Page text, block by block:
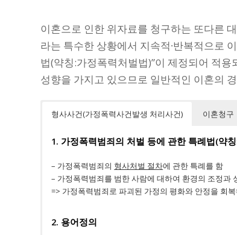
이혼으로 인한 위자료를 청구하는 또다른
라는 특수한 상황에서 지속적∙반복적으로
법(약칭:가정폭력처벌법)”이 제정되어 적
성향을 가지고 있으므로 일반적인 이혼의
형사사건(가정폭력사건발생 처리사건) 이혼청구
1. 가정폭력범죄의 처벌 등에 관한 특례법(약
– 가정폭력범죄의 형사처벌 절차에 관한 특례를 함
– 가정폭력범죄를 범한 사람에 대하여 환경의 조정과
=> 가정폭력범죄로 파괴된 가정의 평화와 안정을 회
2. 용어정의